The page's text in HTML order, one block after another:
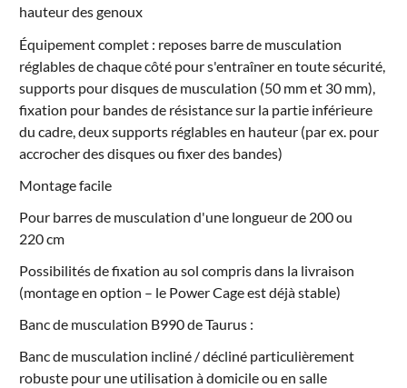
hauteur des genoux
Équipement complet : reposes barre de musculation
réglables de chaque côté pour s'entraîner en toute sécurité,
supports pour disques de musculation (50 mm et 30 mm),
fixation pour bandes de résistance sur la partie inférieure
du cadre, deux supports réglables en hauteur (par ex. pour
accrocher des disques ou fixer des bandes)
Montage facile
Pour barres de musculation d'une longueur de 200 ou
220 cm
Possibilités de fixation au sol compris dans la livraison
(montage en option – le Power Cage est déjà stable)
Banc de musculation B990 de Taurus :
Banc de musculation incliné / décliné particulièrement
robuste pour une utilisation à domicile ou en salle